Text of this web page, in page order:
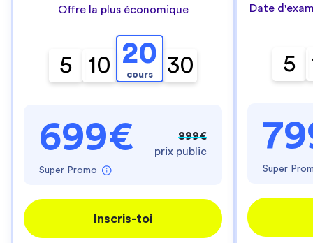
Offre la plus économique
5 10 20
cours 30
699€
Super Promo
899€
prix public
Inscris-toi
Date
5
Super